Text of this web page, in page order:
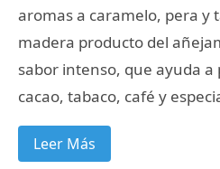
aromas a caramelo, pera y
madera producto del
sabor intenso, que ayuda a
cacao, tabaco, café y
Leer Más